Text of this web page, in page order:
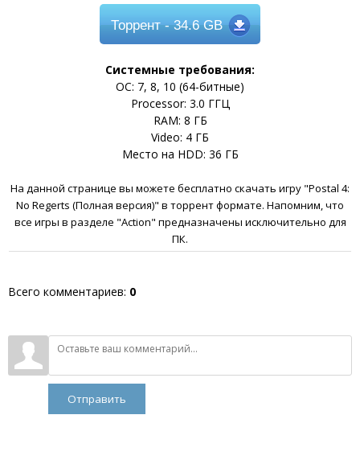
Торрент- 34.6 GB
Системные требования:
ОС: 7, 8, 10 (64-битные)
Processor: 3.0 ГГЦ
RAM: 8 ГБ
Video: 4 ГБ
Место на HDD: 36 ГБ
На данной странице вы можете бесплатно скачать игру "Postal 4:
No Regerts (Полная версия)" в торрент формате. Напомним, что
все игры в разделе "Action" предназначены исключительно для
ПК.
Всего комментариев: 0
Отправить